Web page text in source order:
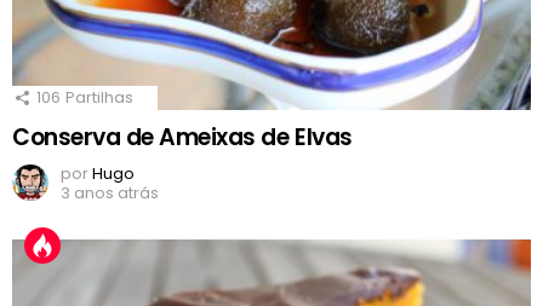
106 Partilhas
Conserva de Ameixas de Elvas
porHugo
3 anos atrás